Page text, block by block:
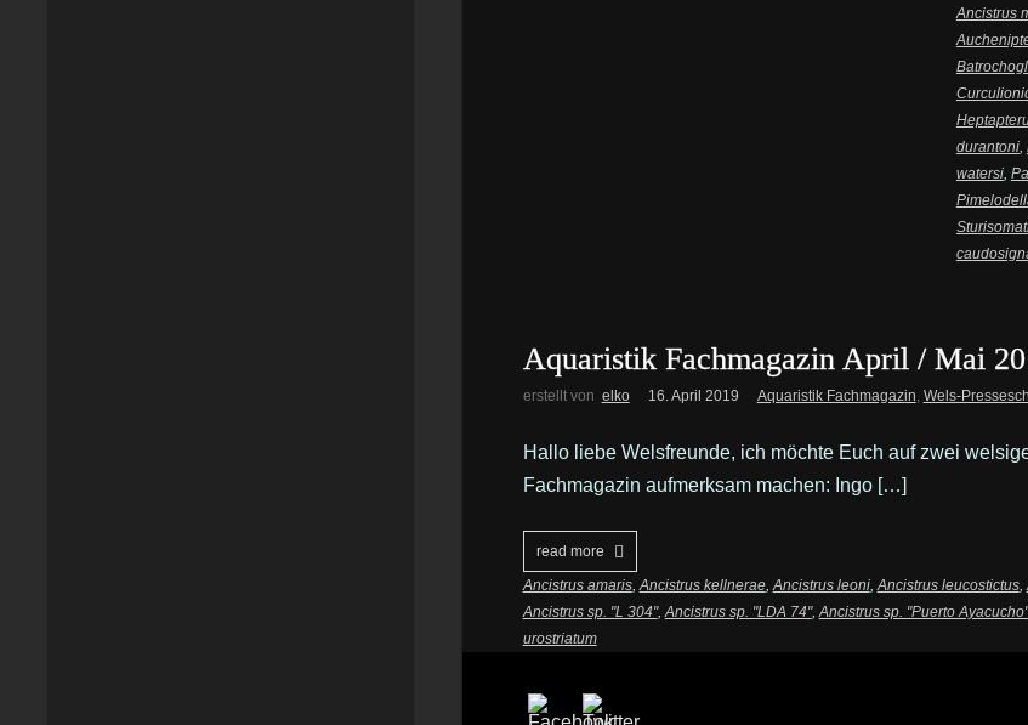
Ancistrus
durantoni,
watersi,
Aquaristik Fachmagazin April / Mai
erstellt von elko 16. April 2019 Aquaristik Fachmagazin, Wels-
Hallo liebe Welsfreunde, ich möchte Euch auf zwei
Fachmagazin aufmerksam machen: Ingo […]
read more
Ancistrus amaris,Ancistrus kellnerae,Ancistrus leoni,Ancistrus leucostictus,
Ancistrus sp. "L 304",Ancistrus sp. "LDA 74",Ancistrus sp. "Puerto Ayacucho"
urostriatum